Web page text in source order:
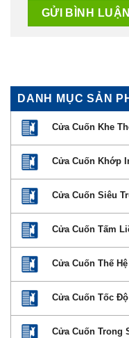
DANH MỤC SẢN
Cửa Cuốn Khe
Cửa Cuốn Khớp
Cửa Cuốn Siêu
Cửa Cuốn Tấm
Cửa Cuốn Thế
Cửa Cuốn Tốc
Cửa Cuốn Trong